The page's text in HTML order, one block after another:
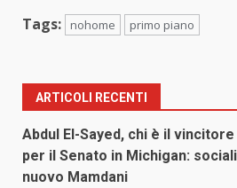
Tags: nohome primo piano
ARTICOLI RECENTI
Abdul El-Sayed, chi è il
per il Senato in Michigan:
nuovo Mamdani